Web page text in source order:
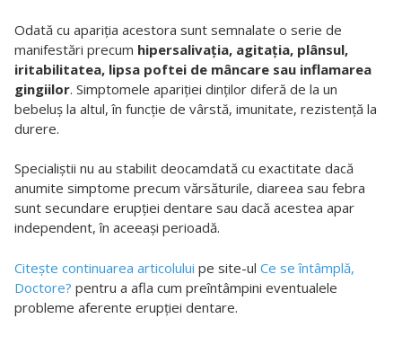
Odată cu apariţia acestora sunt semnalate o serie de
manifestări precum hipersalivaţia, agitaţia, plânsul,
iritabilitatea, lipsa poftei de mâncare sau inflamarea
gingiilor. Simptomele apariţiei dinţilor diferă de la un
bebeluş la altul, în funcţie de vârstă, imunitate, rezistenţă la
durere.
Specialiştii nu au stabilit deocamdată cu exactitate dacă
anumite simptome precum vărsăturile, diareea sau febra
sunt secundare erupţiei dentare sau dacă acestea apar
independent, în aceeaşi perioadă.
Citeşte continuarea articolului pe site-ul Ce se întâmplă,
Doctore? pentru a afla cum preîntâmpini eventualele
probleme aferente erupţiei dentare.